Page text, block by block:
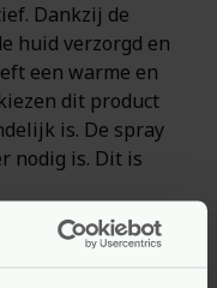
Dankzij de
huid verzorgd en
een warme en
dit product
is. De spray
nodig is. Dit is
trekt de spray
blijft je